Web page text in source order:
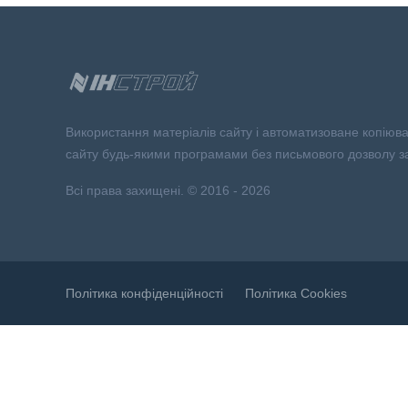
Використання матеріалів сайту і автоматизоване
сайту будь-якими програмами без письмового дозволу
Всі права захищені. © 2016 - 2026
Політика конфіденційності Політика Сookies